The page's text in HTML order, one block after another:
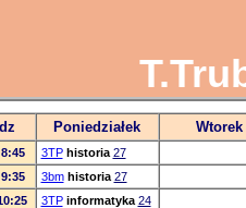
Poniedziałek Wtorek
3TP historia 27
3bm historia 27
3TP informatyka 24